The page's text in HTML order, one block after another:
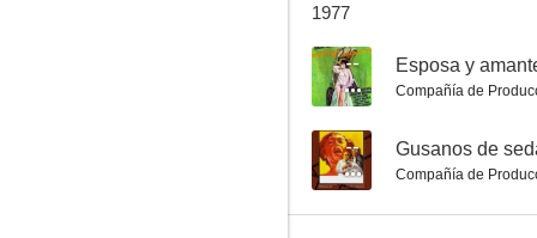
A mí las mujeres, ni fu ni fa
--
1977
-- Esposa y
Compañía de
-- Gusanos de
Compañía de